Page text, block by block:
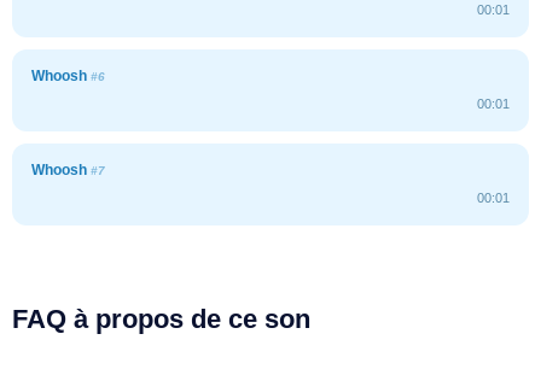
00:01
Whoosh #6
00:01
Whoosh #7
00:01
FAQ à propos de ce son